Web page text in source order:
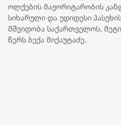
ოლქების მაჟორიტარობის
სიხარული და უდიდესი
მშვიდობა საქართველოს,
წერს ბექა მიქაუტაძე.